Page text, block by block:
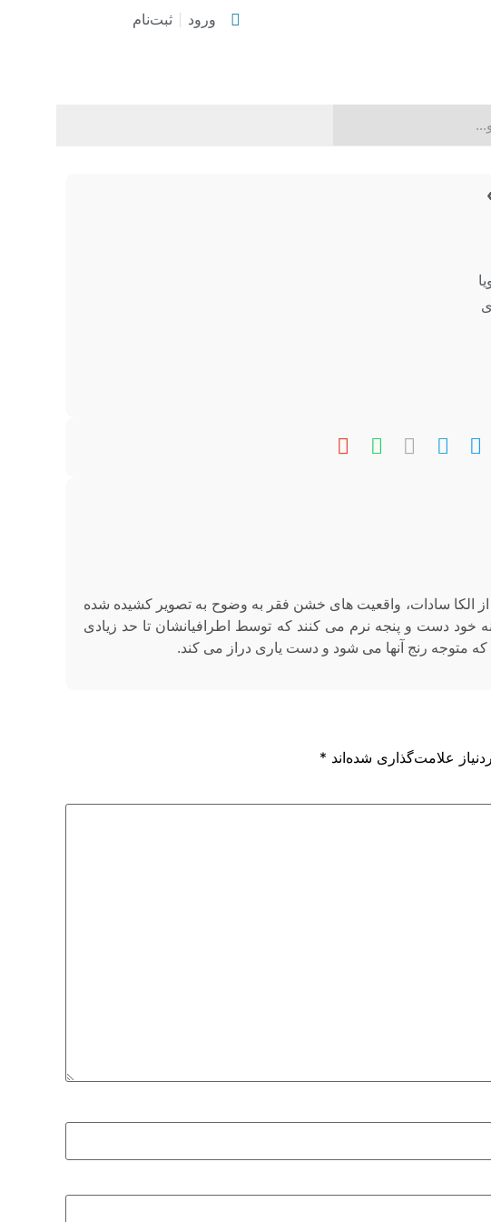
ورود ثبت‌نام
هستیم»، فیلمی 5 دقیقه ای از الکا سادات، واقعیت های خشن فقر به وضوح به تصویر کشیده شده
خود دست و پنجه نرم می کنند که توسط اطرافیانشان تا حد زیادی
متوجه رنج آنها می شود و دست یاری دراز می کند.
علامت‌گذاری شده‌اند *